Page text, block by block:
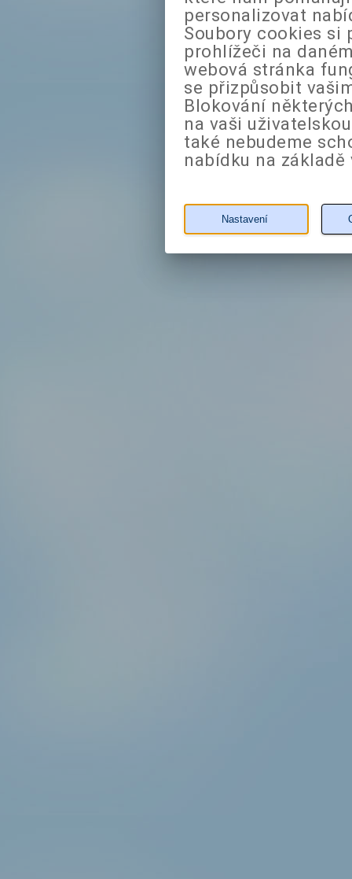
personalizovat
Soubory cookies si
prohlížeči na
webová stránka
se přizpůsobit
Blokování
na vaši
také nebudeme
nabídku na
Nastavení